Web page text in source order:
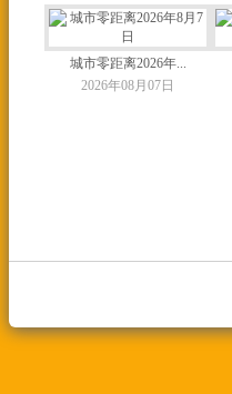
城市零距离2026年...
2026年08月07日